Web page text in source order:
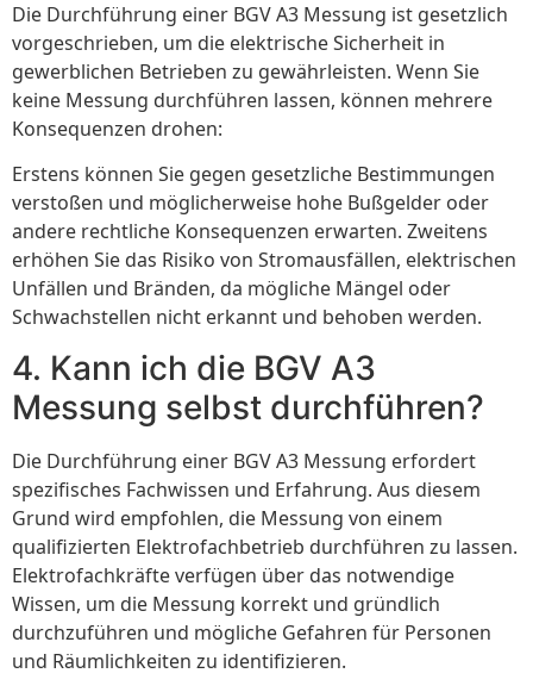
Die Durchführung einer BGV A3 Messung ist gesetzlich
vorgeschrieben, um die elektrische Sicherheit in
gewerblichen Betrieben zu gewährleisten. Wenn Sie
keine Messung durchführen lassen, können mehrere
Konsequenzen drohen:
Erstens können Sie gegen gesetzliche Bestimmungen
verstoßen und möglicherweise hohe Bußgelder oder
andere rechtliche Konsequenzen erwarten. Zweitens
erhöhen Sie das Risiko von Stromausfällen, elektrischen
Unfällen und Bränden, da mögliche Mängel oder
Schwachstellen nicht erkannt und behoben werden.
4. Kann ich die BGV A3
Messung selbst durchführen?
Die Durchführung einer BGV A3 Messung erfordert
spezifisches Fachwissen und Erfahrung. Aus diesem
Grund wird empfohlen, die Messung von einem
qualifizierten Elektrofachbetrieb durchführen zu lassen.
Elektrofachkräfte verfügen über das notwendige
Wissen, um die Messung korrekt und gründlich
durchzuführen und mögliche Gefahren für Personen
und Räumlichkeiten zu identifizieren.